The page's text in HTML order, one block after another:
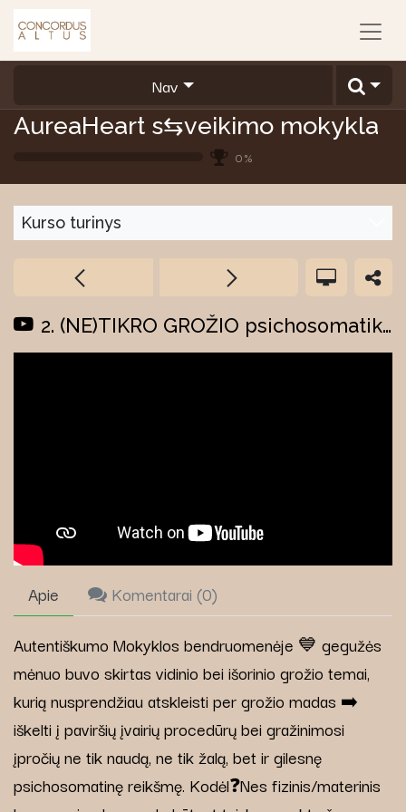
Nav
AureaHeart s⇆veikimo mokykla
0%
Kurso turinys
2. (NE)TIKRO GROŽIO psichosomatika: implantai, tatuiruotės, priauguinimas.
Apie Komentarai (0)
Autentiškumo Mokyklos bendruomenėje 💙 gegužės
mėnuo buvo skirtas vidinio bei išorinio grožio temai,
kurią nusprendžiau atskleisti per grožio madas ➡️
iškelti į paviršių įvairių procedūrų bei gražinimosi
įpročių ne tik naudą, ne tik žalą, bet ir gilesnę
psichosomatinę reikšmę. Kodėl❓Nes fizinis/materinis